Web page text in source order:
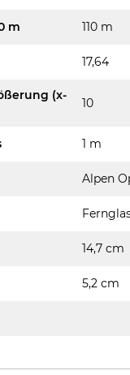
m 110 m
17,64
(x-
10
1 m
Alpen
14,7 cm
5,2 cm